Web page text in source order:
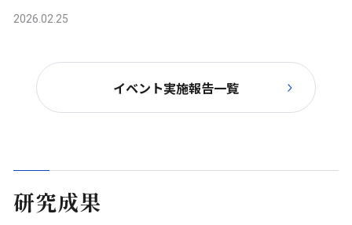
2026.02.25
イベント実施報告一覧
研究成果